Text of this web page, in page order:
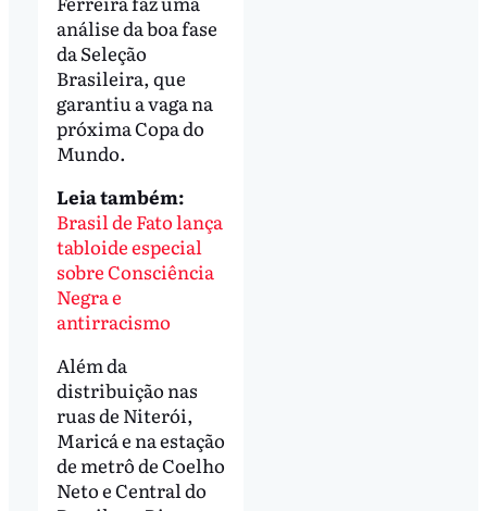
análise da boa fase
da Seleção
Brasileira, que
garantiu a vaga na
próxima Copa do
Mundo.
Leia também:
Brasil de Fato lança
tabloide especial
sobre Consciência
Negra e
antirracismo
Além da
distribuição nas
ruas de Niterói,
Maricá e na estação
de metrô de Coelho
Neto e Central do